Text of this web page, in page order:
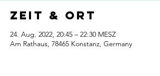
Zeit & Ort
24. Aug. 2022, 20:45 – 22:30 MESZ
Am Rathaus, 78465 Konstanz, Germany